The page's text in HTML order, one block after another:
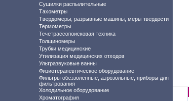
Сушилки распылительные
Тахометры
Твердомеры, разрывные машины, меры твердости
Термометры
Течетрассопоисковая техника
Толщиномеры
Трубки медицинские
Утилизация медицинских отходов
Ультразвуковые ванны
Физиотерапевтическое оборудование
Фильтры обеззоленные, аэрозольные, приборы для
фильтрования
Холодильное оборудование
Хроматография